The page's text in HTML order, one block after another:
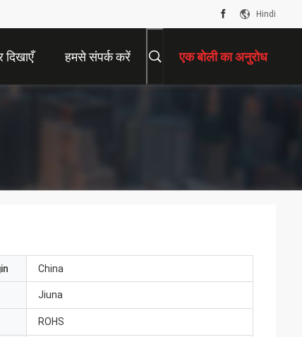
Hindi
दिखाएँ हमसे संपर्क करें एक बोली का अनुरोध
China
Jiuna
ROHS